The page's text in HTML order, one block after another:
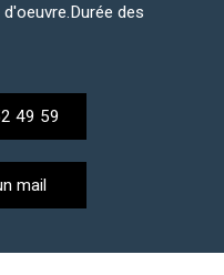
des
49 59
mail